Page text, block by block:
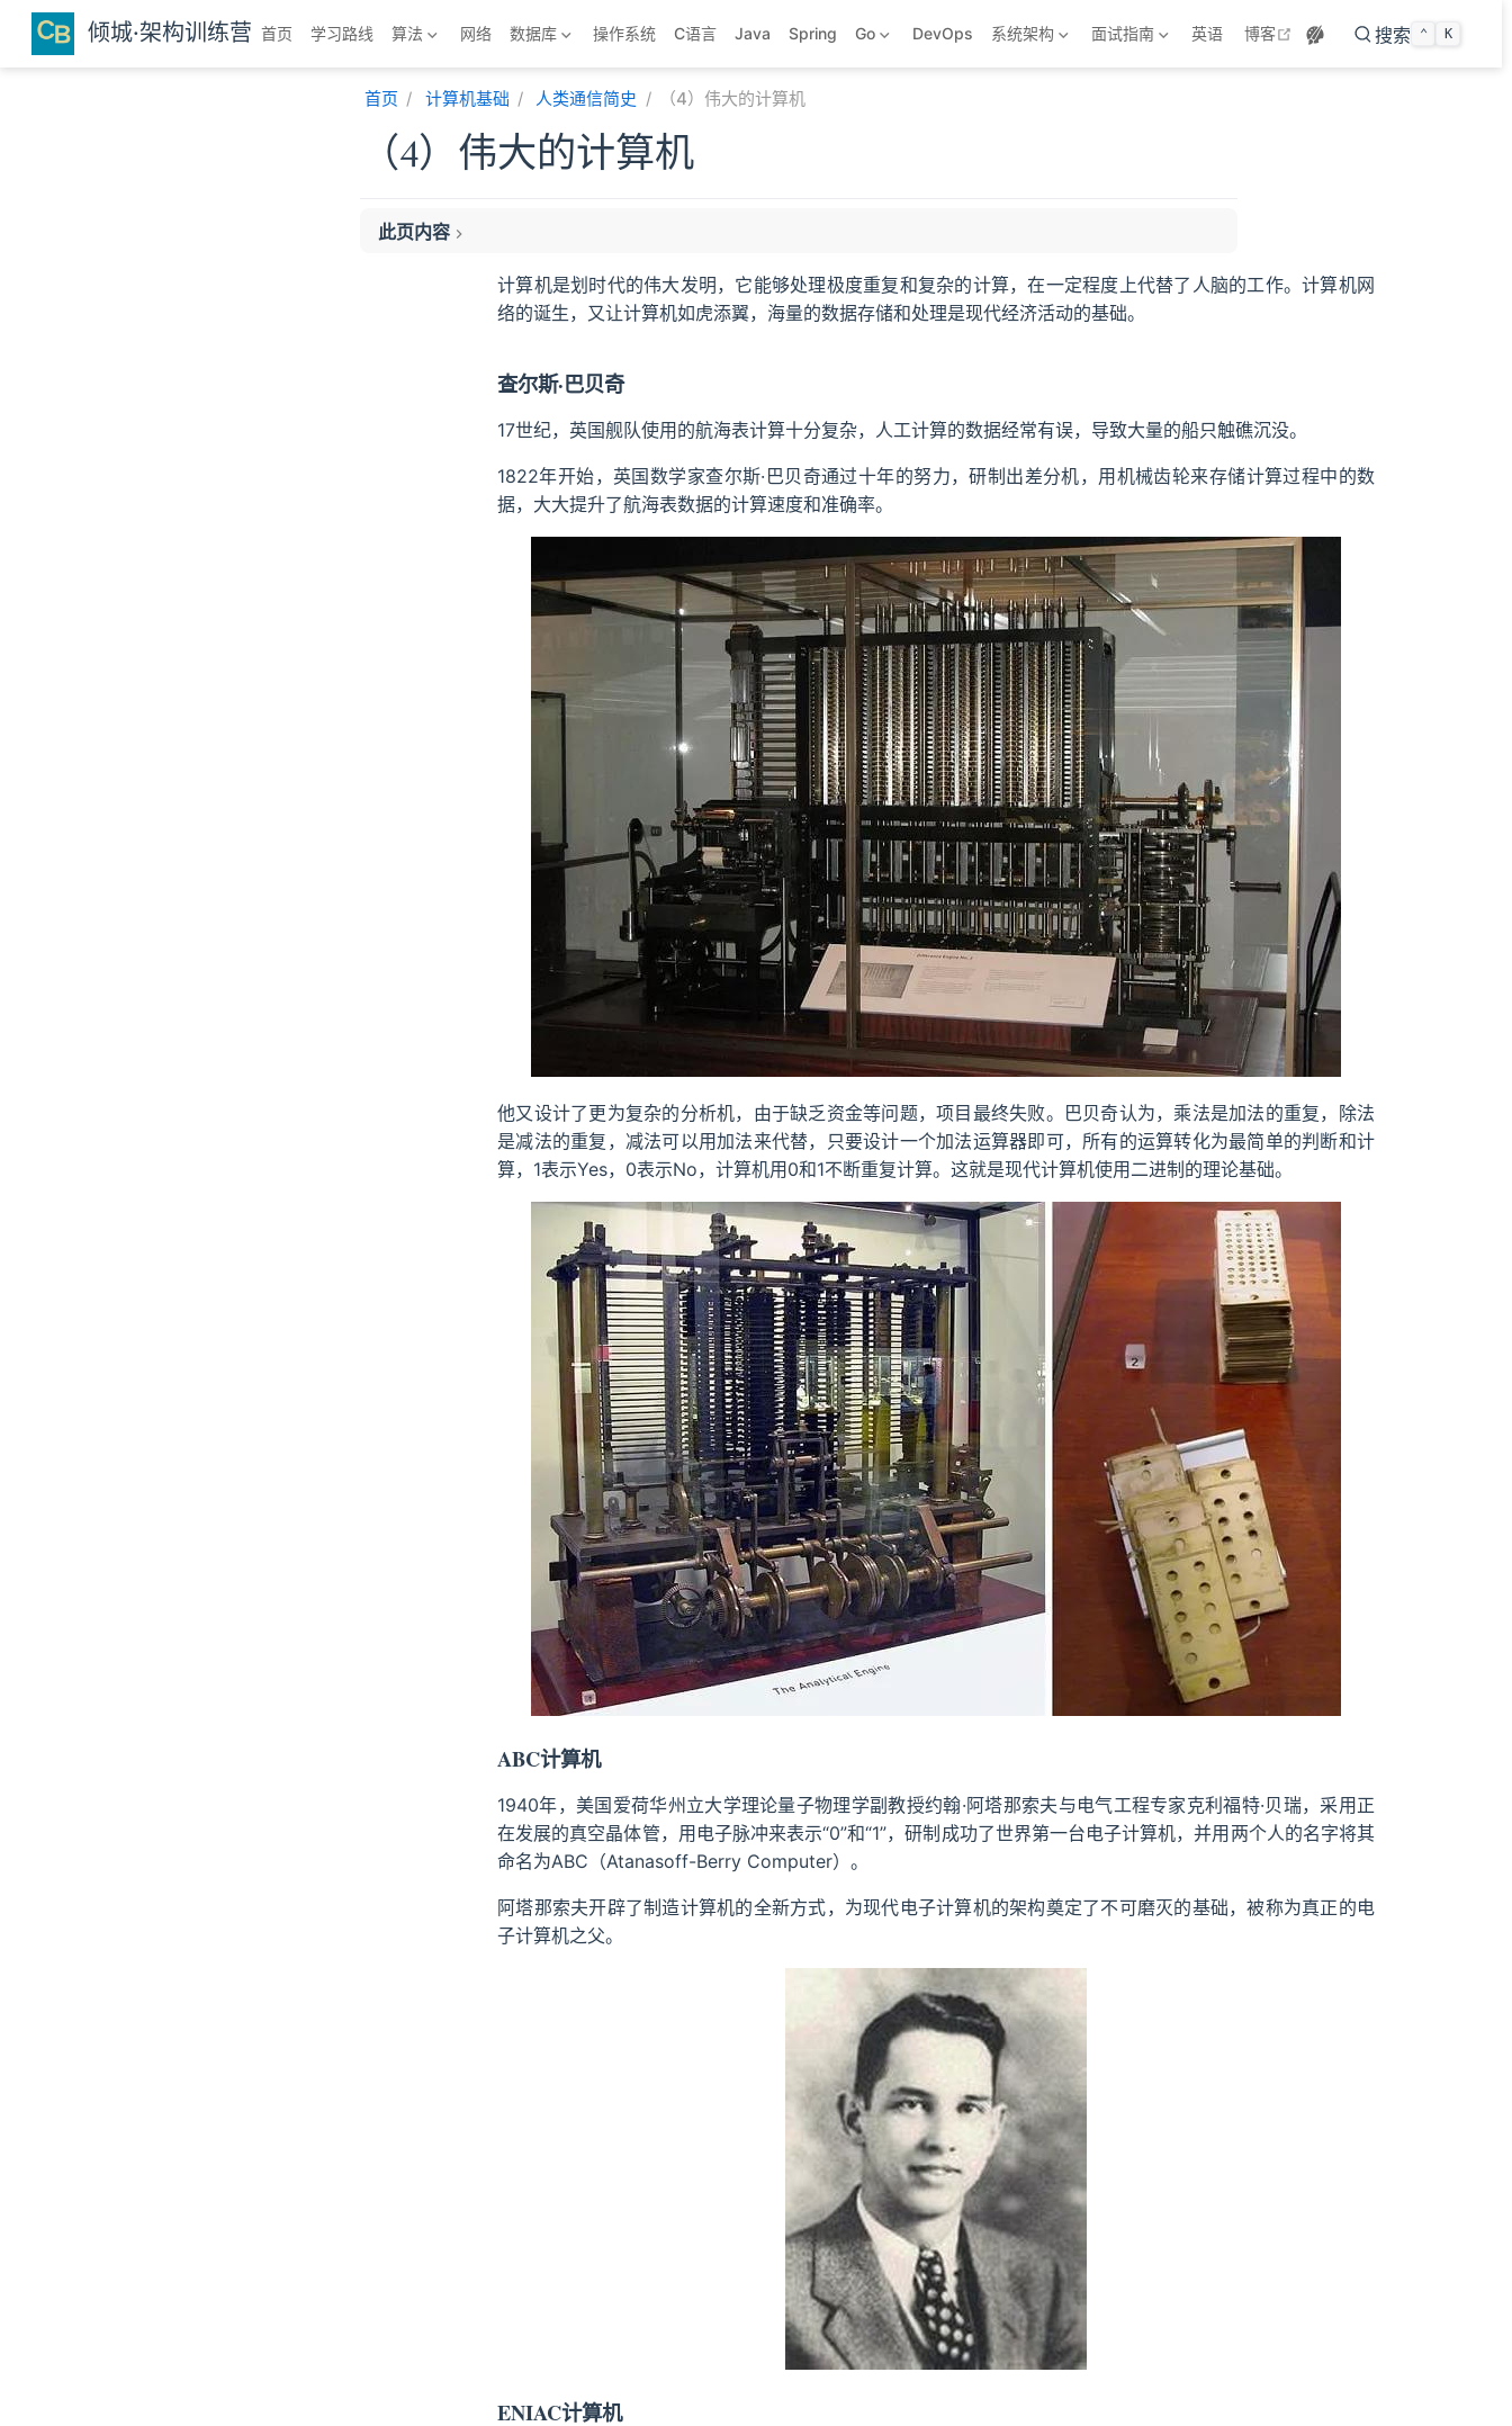
跳至主要內容
倾城·架构训练营 首页 学习路线 算法 网络 数据库 操作系统 C语言 Java Spring Go DevOps 系统架构 面试指南 英语 博客 open in new window
搜索 ⌃ K
首页 计算机基础 人类通信简史 （4）伟大的计算机
（4）伟大的计算机
此页内容
计算机是划时代的伟大发明，它能够处理极度重复和复杂的计算，在一定程度上代替了人脑的工作。计算机网
络的诞生，又让计算机如虎添翼，海量的数据存储和处理是现代经济活动的基础。
查尔斯·巴贝奇
17世纪，英国舰队使用的航海表计算十分复杂，人工计算的数据经常有误，导致大量的船只触礁沉没。
1822年开始，英国数学家查尔斯·巴贝奇通过十年的努力，研制出差分机，用机械齿轮来存储计算过程中的数
据，大大提升了航海表数据的计算速度和准确率。
他又设计了更为复杂的分析机，由于缺乏资金等问题，项目最终失败。巴贝奇认为，乘法是加法的重复，除法
是减法的重复，减法可以用加法来代替，只要设计一个加法运算器即可，所有的运算转化为最简单的判断和计
算，1表示Yes，0表示No，计算机用0和1不断重复计算。这就是现代计算机使用二进制的理论基础。
ABC计算机
1940年，美国爱荷华州立大学理论量子物理学副教授约翰·阿塔那索夫与电气工程专家克利福特·贝瑞，采用正
在发展的真空晶体管，用电子脉冲来表示“0”和“1”，研制成功了世界第一台电子计算机，并用两个人的名字将其
命名为ABC（Atanasoff-Berry Computer）。
阿塔那索夫开辟了制造计算机的全新方式，为现代电子计算机的架构奠定了不可磨灭的基础，被称为真正的电
子计算机之父。
ENIAC计算机